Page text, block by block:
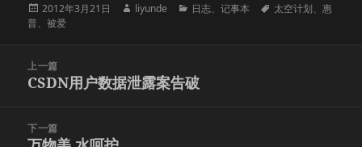
发
布
2012年3月21日
作
liyunde
分
日志、记事本
标
太空计划、惠
普、被爱
上一篇
上
文
章：
CSDN用户数据泄露案告破
下一篇